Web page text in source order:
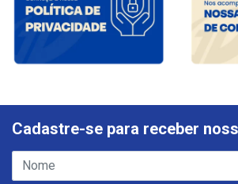
Cadastre-se para receber